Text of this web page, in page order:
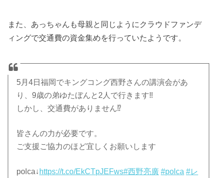
また、あっちゃんも母親と同じようにクラウドファンデ
ィングで交通費の資金集めを行っていたようです。
5月4日福岡でキングコング西野さんの講演会があ
り、9歳の弟ゆたぼんと2人で行きます‼️
しかし、交通費がありません⁉️
皆さんの力が必要です。
ご支援ご協力のほど宜しくお願いします
polca↓ https://t.co/EkCTpJEFws#西野亮廣 #polca #レ